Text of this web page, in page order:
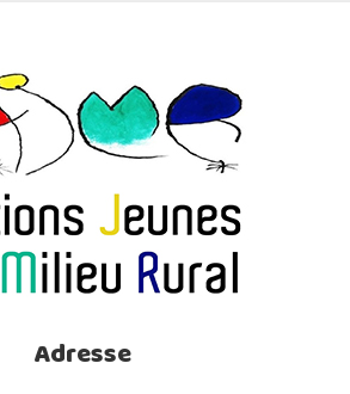
Adresse